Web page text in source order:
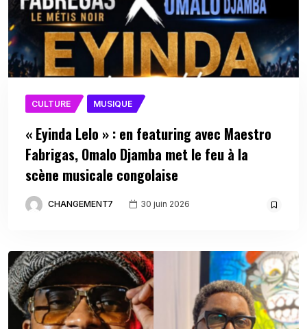
CULTURE MUSIQUE
« Eyinda Lelo » : en featuring avec Maestro
Fabrigas, Omalo Djamba met le feu à la
scène musicale congolaise
CHANGEMENT7 30 juin 2026